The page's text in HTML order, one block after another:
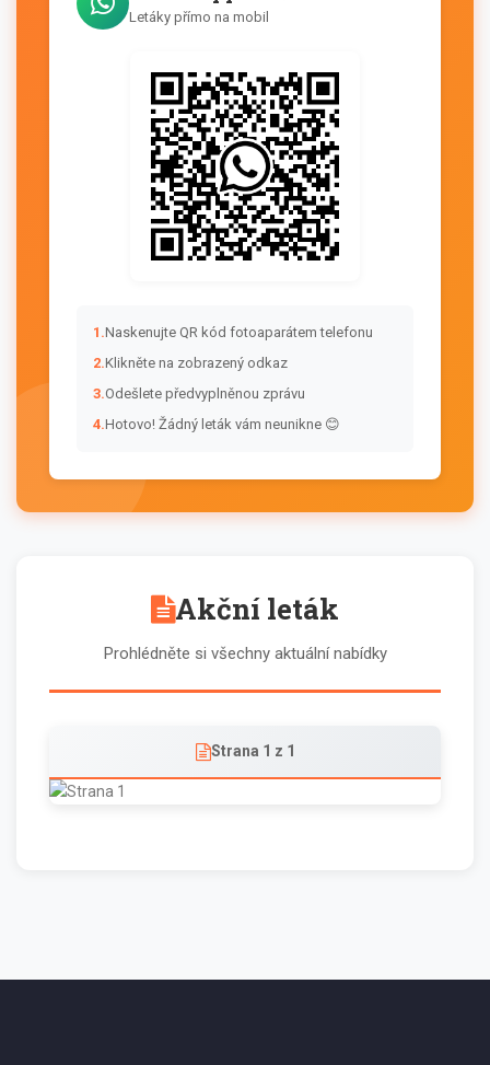
Letáky přímo na mobil
1.Naskenujte QR kód fotoaparátem telefonu
2.Klikněte na zobrazený odkaz
3.Odešlete předvyplněnou zprávu
4.Hotovo! Žádný leták vám neunikne 😊
Akční leták
Prohlédněte si všechny aktuální nabídky
Strana 1 z 1